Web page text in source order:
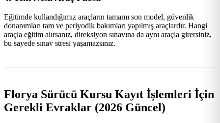
Eğitimde kullandığımız araçların tamamı son model, güvenlik
donanımları tam ve periyodik bakımları yapılmış araçlardır. Hangi
araçla eğitim alırsanız, direksiyon sınavına da aynı araçla girersiniz,
bu sayede sınav stresi yaşamazsınız.
Florya Sürücü Kursu Kayıt İşlemleri İçin
Gerekli Evraklar (2026 Güncel)